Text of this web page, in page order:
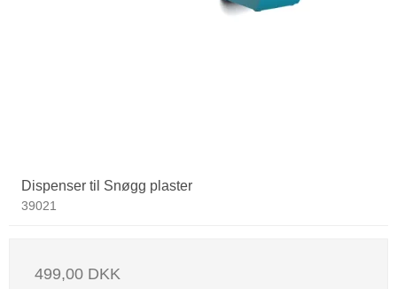
Dispenser til Snøgg plaster
39021
499,00 DKK